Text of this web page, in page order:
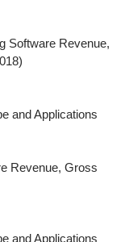
Software Revenue,
and Applications
Revenue, Gross
and Applications